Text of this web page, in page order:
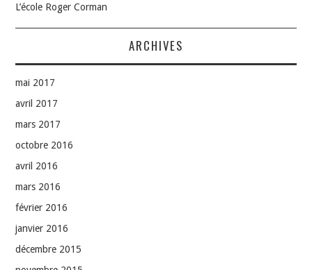
L’école Roger Corman
ARCHIVES
mai 2017
avril 2017
mars 2017
octobre 2016
avril 2016
mars 2016
février 2016
janvier 2016
décembre 2015